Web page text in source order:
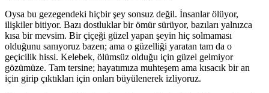
Oysa bu gezegendeki hiçbir şey sonsuz değil. İnsanlar ölüyor,
ilişkiler bitiyor. Bazı dostluklar bir ömür sürüyor, bazıları yalnızca
kısa bir mevsim. Bir çiçeği güzel yapan şeyin hiç solmaması
olduğunu sanıyoruz bazen; ama o güzelliği yaratan tam da o
geçicilik hissi. Kelebek, ölümsüz olduğu için güzel gelmiyor
gözümüze. Tam tersine; hayatımıza muhteşem ama kısacık bir an
için girip çıktıkları için onları büyülenerek izliyoruz.